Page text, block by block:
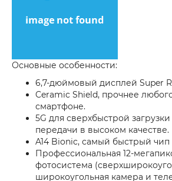
Основные особенности:
6,7-дюймовый дисплей Super
Ceramic Shield, прочнее
смартфоне.
5G для сверхбыстрой
передачи в высоком качестве.
A14 Bionic, самый быстрый
Профессиональная 12-
фотосистема
широкоугольная камера и